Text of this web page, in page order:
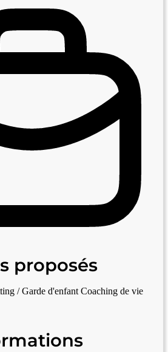
proposés
/ Garde d'enfant Coaching de vie